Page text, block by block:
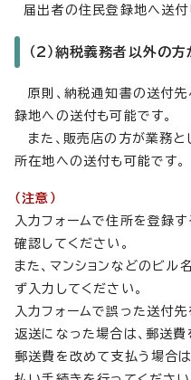
届出者の住民登録地へ送付
（2）納税義務者以外の
原則、納税通知書の送付先
録地への送付も可能です。
また、販売店の方が業務と
所在地への送付も可能です。
（注意）
入力フォームで住所を登録
確認してください。
また、マンションなどのビル
ず入力してください。
入力フォームで誤った送付
返送になった場合は、郵送費
郵送費を改めて支払う場合は